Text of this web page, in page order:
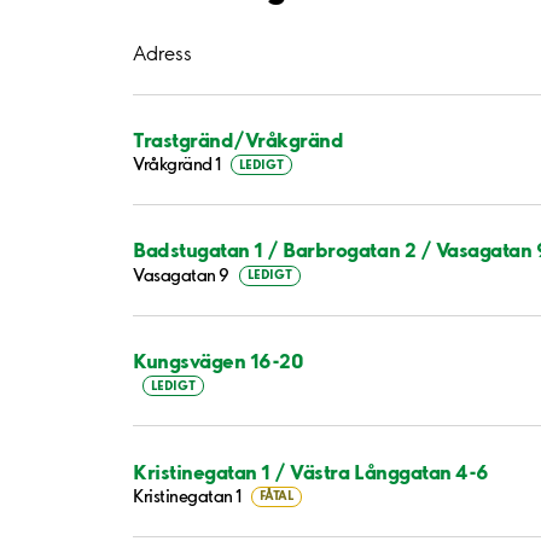
Adress
Trastgränd/Vråkgränd
Vråkgränd 1 LEDIGT
Badstugatan 1 / Barbrogatan 2 / Vasagatan
Vasagatan 9 LEDIGT
Kungsvägen 16-20
LEDIGT
Kristinegatan 1 / Västra Långgatan 4-6
Kristinegatan 1 FÅTAL